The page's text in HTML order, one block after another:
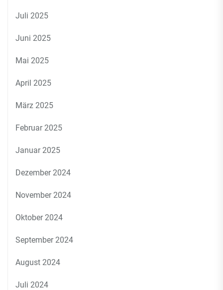
Juli 2025
Juni 2025
Mai 2025
April 2025
März 2025
Februar 2025
Januar 2025
Dezember 2024
November 2024
Oktober 2024
September 2024
August 2024
Juli 2024